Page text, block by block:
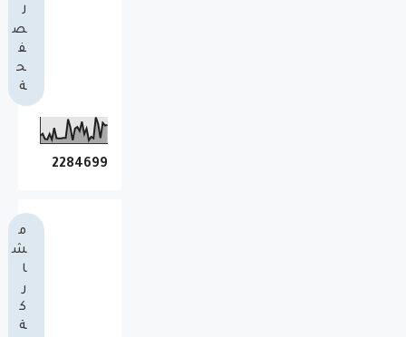
ل
ص
ف
ح
ة
2284699
م
ش
ا
ر
ك
ة